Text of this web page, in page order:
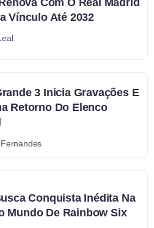
Vínculo Até 2032
3 Inicia Gravações E
Retorno Do Elenco
Conquista Inédita Na
Mundo De Rainbow Six